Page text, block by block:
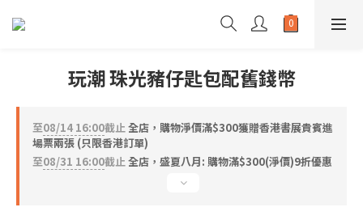
玩潮 珠光豬仔匙包配舊錢幣
至08/14 16:00截止全店，購物淨價滿$300獲贈香港書展貴賓進
場票兩張 (只限香港訂單)
至08/31 16:00截止全店，盛夏八月: 購物滿$300(淨價)9折優惠